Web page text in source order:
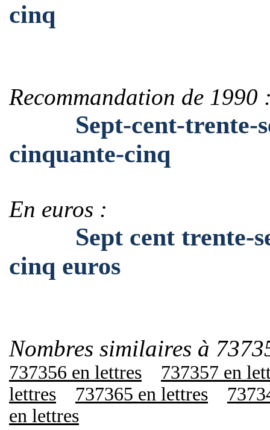
cinq
Recommandation de 1990
Sept-cent-trente-
cinquante-cinq
En euros :
Sept cent trente-
cinq euros
Nombres similaires à
737356 en lettres
737357 en
lettres
737365 en lettres
en lettres